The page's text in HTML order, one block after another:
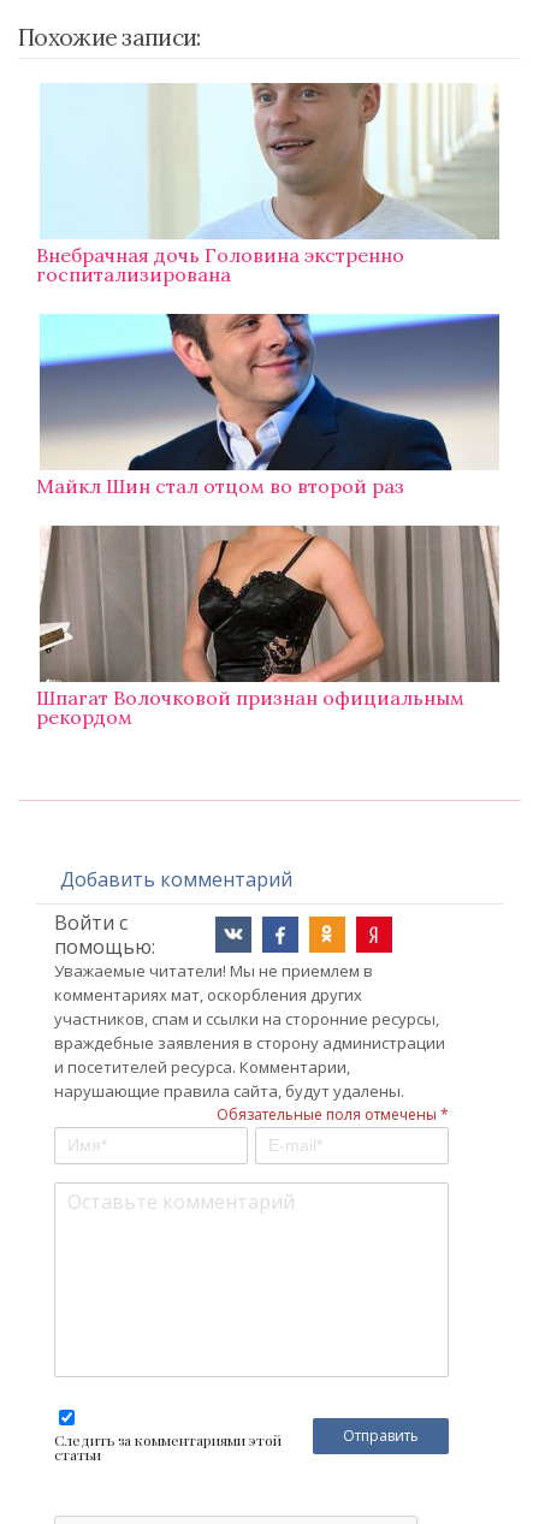
Похожие записи:
Внебрачная дочь Головина экстренно
госпитализирована
Майкл Шин стал отцом во второй раз
Шпагат Волочковой признан официальным
рекордом
Добавить комментарий
Войти с
помощью:
Уважаемые читатели! Мы не приемлем в
комментариях мат, оскорбления других
участников, спам и ссылки на сторонние ресурсы,
враждебные заявления в сторону администрации
и посетителей ресурса. Комментарии,
нарушающие правила сайта, будут удалены.
Обязательные поля отмечены *
Следить за комментариями этой
статьи